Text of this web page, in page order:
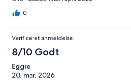
0
Verificeret anmeldelse
8/10 Godt
Eggie
20. mar. 2026